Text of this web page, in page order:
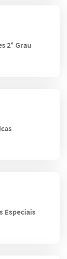
2° Grau
Especiais